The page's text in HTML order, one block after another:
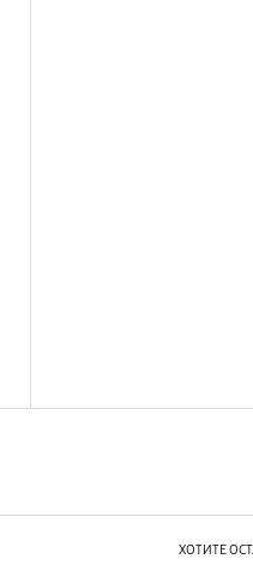
ХОТИТЕ